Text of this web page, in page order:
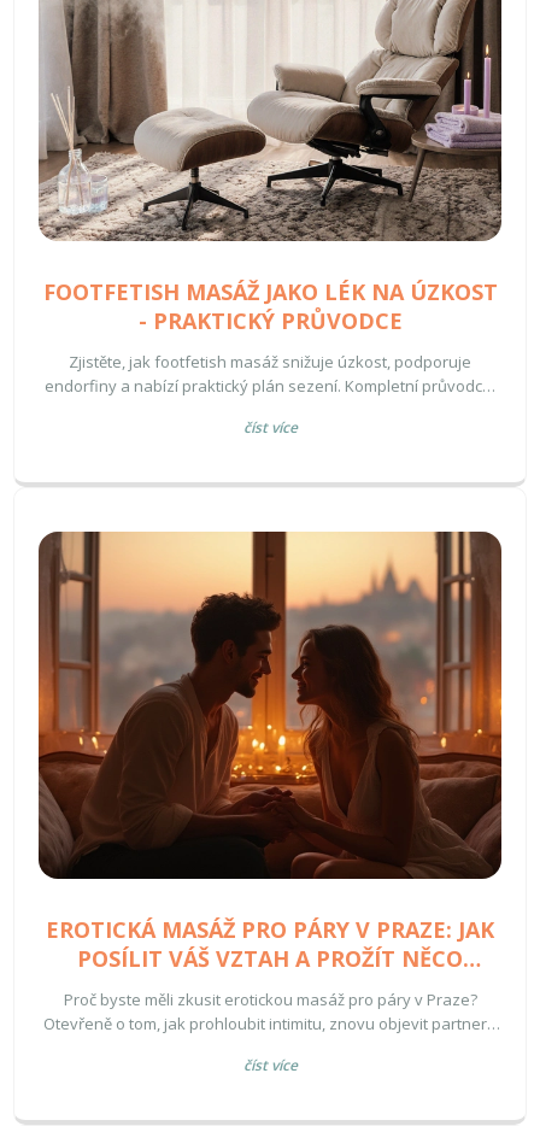
FOOTFETISH MASÁŽ JAKO LÉK NA ÚZKOST
- PRAKTICKÝ PRŮVODCE
Zjistěte, jak footfetish masáž snižuje úzkost, podporuje
endorfiny a nabízí praktický plán sezení. Kompletní průvodce,
číst více
EROTICKÁ MASÁŽ PRO PÁRY V PRAZE: JAK
POSÍLIT VÁŠ VZTAH A PROŽÍT NĚCO
JEDINEČNÉHO
Proč byste měli zkusit erotickou masáž pro páry v Praze?
Otevřeně o tom, jak prohloubit intimitu, znovu objevit partnera
číst více